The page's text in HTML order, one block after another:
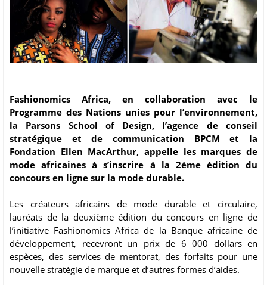
Fashionomics Africa, en collaboration avec le
Programme des Nations unies pour l’environnement,
la Parsons School of Design, l’agence de conseil
stratégique et de communication BPCM et la
Fondation Ellen MacArthur, appelle les marques de
mode africaines à s’inscrire à la 2ème édition du
concours en ligne sur la mode durable.
Les créateurs africains de mode durable et circulaire,
lauréats de la deuxième édition du concours en ligne de
l’initiative Fashionomics Africa de la Banque africaine de
développement, recevront un prix de 6 000 dollars en
espèces, des services de mentorat, des forfaits pour une
nouvelle stratégie de marque et d’autres formes d’aides.